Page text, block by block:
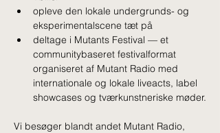
opleve den lokale undergrunds- og
eksperimentalscene tæt på
deltage i Mutants Festival — et
communitybaseret festivalformat
organiseret af Mutant Radio med
internationale og lokale liveacts, label
showcases og tværkunstneriske møder.
Vi besøger blandt andet Mutant Radio,